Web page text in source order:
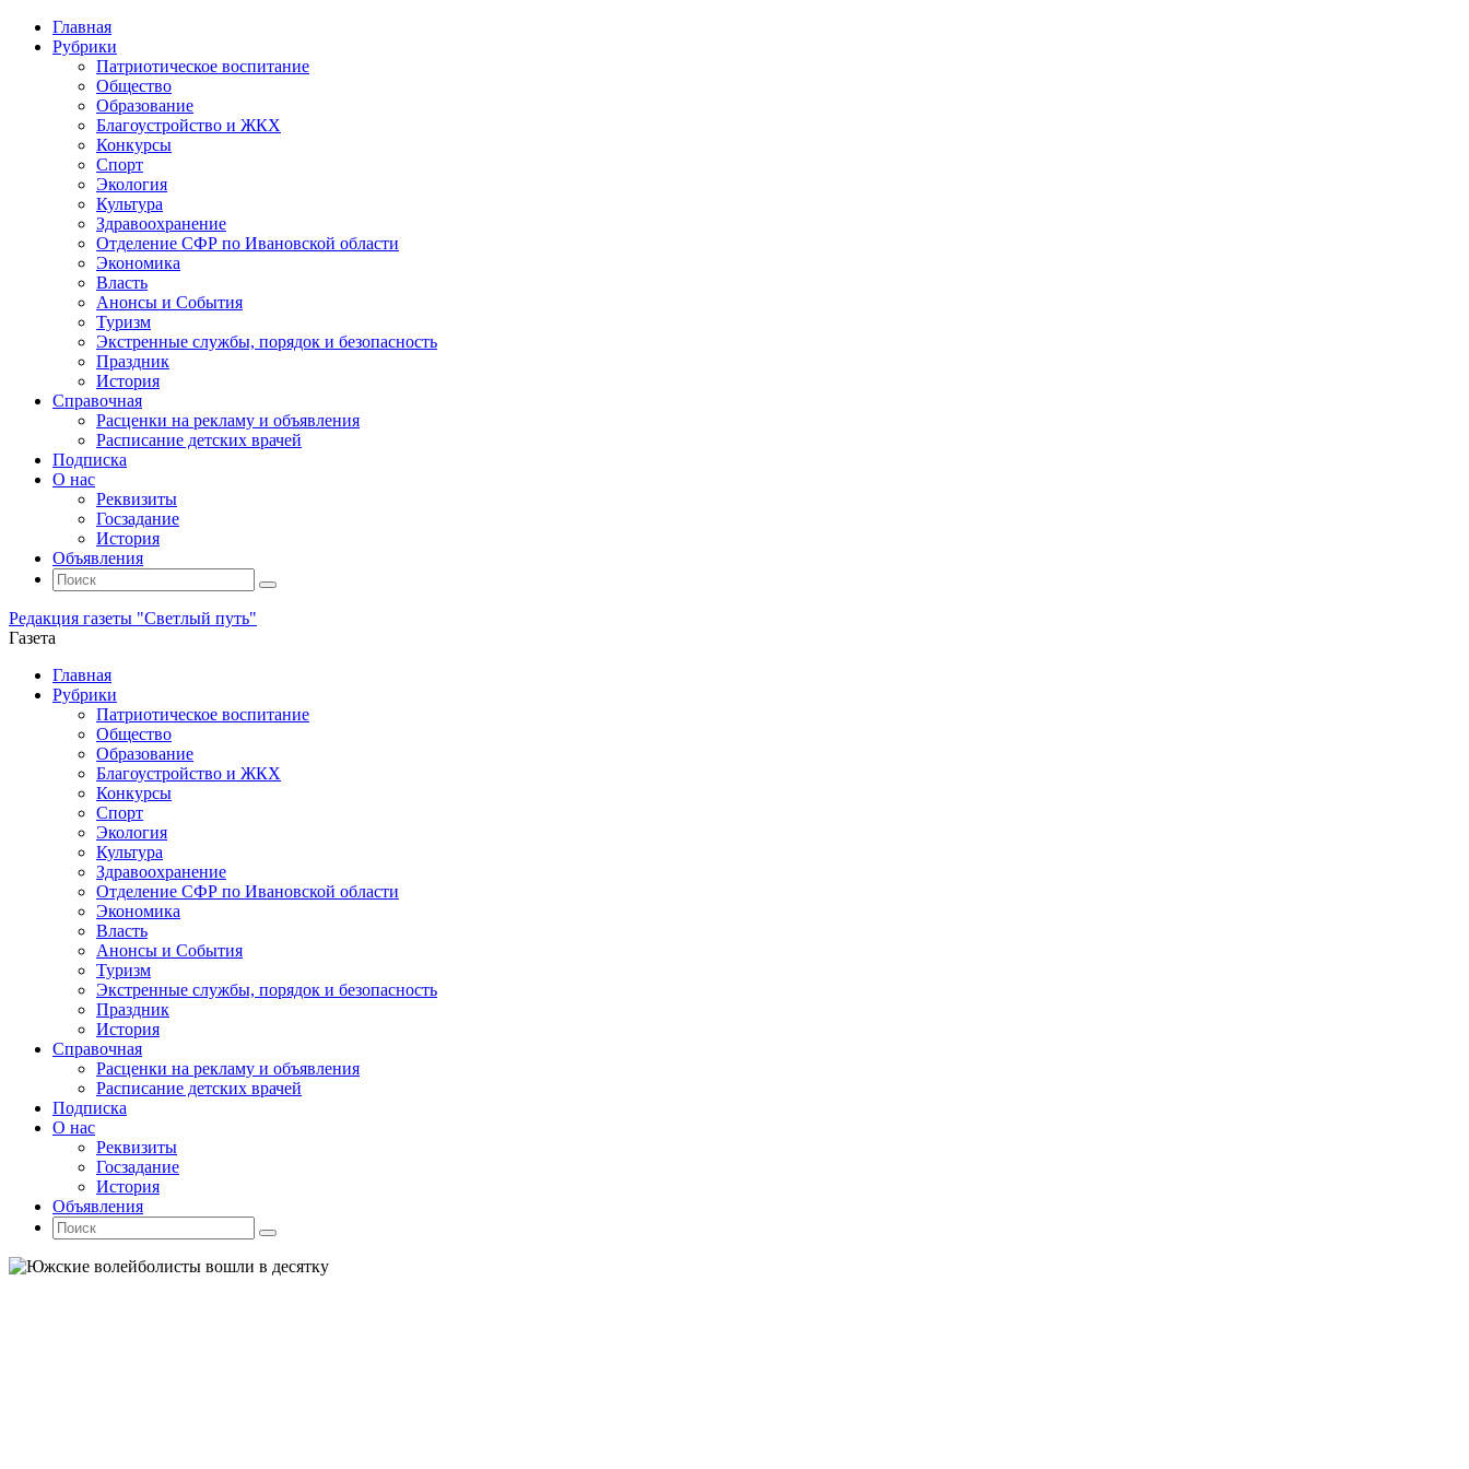
Главная
Рубрики
Патриотическое воспитание
Общество
Образование
Благоустройство и ЖКХ
Конкурсы
Спорт
Экология
Культура
Здравоохранение
Отделение СФР по Ивановской области
Экономика
Власть
Анонсы и События
Туризм
Экстренные службы, порядок и безопасность
Праздник
История
Справочная
Расценки на рекламу и объявления
Расписание детских врачей
Подписка
О нас
Реквизиты
Госзадание
История
Объявления
Поиск
Искать:
Поиск
Редакция газеты "Светлый путь"
Газета
Промотать
содержимому
Главная
Рубрики
Патриотическое воспитание
Общество
Образование
Благоустройство и ЖКХ
Конкурсы
Спорт
Экология
Культура
Здравоохранение
Отделение СФР по Ивановской области
Экономика
Власть
Анонсы и События
Туризм
Экстренные службы, порядок и безопасность
Праздник
История
Справочная
Расценки на рекламу и объявления
Расписание детских врачей
Подписка
О нас
Реквизиты
Госзадание
История
Объявления
Поиск
Искать:
Поиск